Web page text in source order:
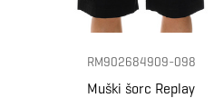
RM902684909-098
Muški šorc Replay